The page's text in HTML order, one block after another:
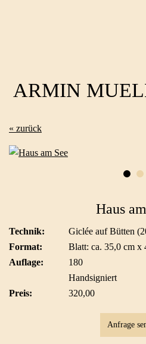
ARMIN
« zurück
Haus
Technik:
Giclée auf Bütten
Format:
Blatt: ca. 35,0 cm x
Auflage:
180
Handsigniert
Preis:
320,00
Anfrage